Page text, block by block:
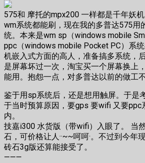
575和 摩托的mpx200 一样都是千年妖
wm系统都能刷，现在我的多普达575用
统。本来是wm sp（windows mobile
ppc（windows mobile Pocket PC）系
机嵌入式方面的高人，准备搞多系统，
是屏幕坏过一次，淘宝买一个屏幕换上
能用。抱怨一点，对多普达以前的做工不满
鉴于用sp系统后，还是想用触屏。于是
于当时预算原因，要gps 要wifi 又要ppc
内。
技嘉i300 水货版（带wifi）入眼了。 当
石，可价格让人··~~呵呵·。不过到今年
砖石3g版还算能接受了。
———